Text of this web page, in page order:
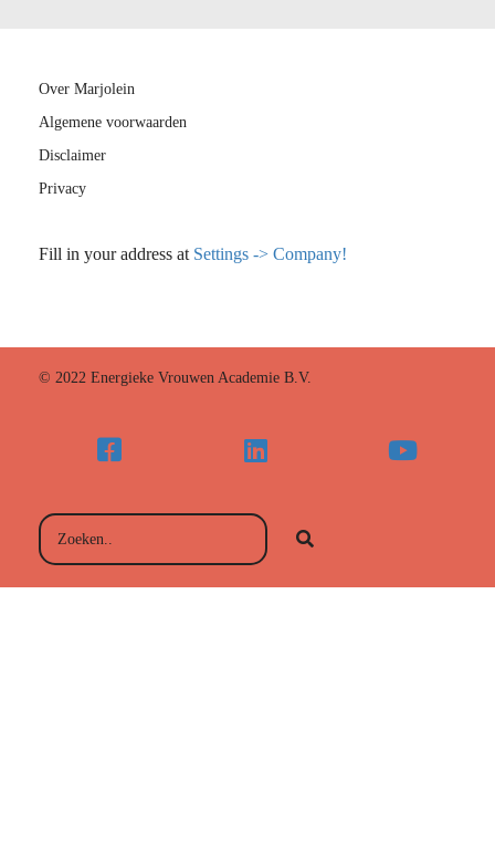
Over Marjolein
Algemene voorwaarden
Disclaimer
Privacy
Fill in your address at Settings -> Company!
© 2022 Energieke Vrouwen Academie B.V.